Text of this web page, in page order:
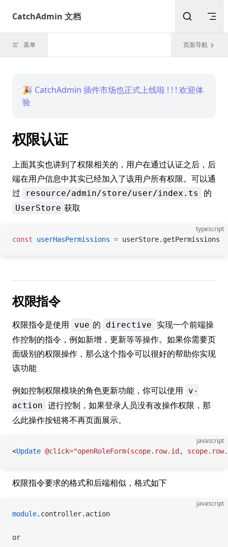
Skip to content
CatchAdmin 文档
菜单 页面导航
🎉 CatchAdmin 插件市场也正式上线啦 ! ! ! 欢迎体
验
权限认证
上面其实也讲到了权限相关的，用户在通过认证之后，后
端在用户信息中其实已经加入了该用户所有权限。可以通
过
resource/admin/store/user/index.ts 的
UserStore 获取
typescript
const userHasPermissions = userStore.getPermissions
权限指令
权限指令是使用 vue 的 directive
实现一个前端操
作控制的指令，例如新增，更新等等操作。如果你需要页
面级别的权限操作，那么这个指令可以很好的帮助你实现
该功能
例如控制权限模块的角色更新功能，你可以使用
v-
action 进行控制，如果登录人员没有改操作权限，那
么此操作按钮将不再页面展示。
javascript
<Update @click="openRoleForm(scope.row.id,
权限指令要求的格式和后端相似，格式如下
javascript
module.controller.action
or